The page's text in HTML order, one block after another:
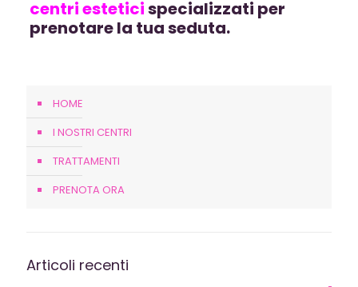
centri esteticispecializzati per
prenotare la tua seduta.
HOME
I NOSTRI CENTRI
TRATTAMENTI
PRENOTA ORA
Articoli recenti